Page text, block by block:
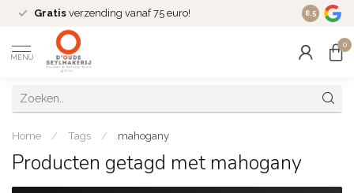
Gratis verzending vanaf 75 euro! Dé
8.5
MENU
0
Home / Tags / mahogany
Producten getagd met mahogany